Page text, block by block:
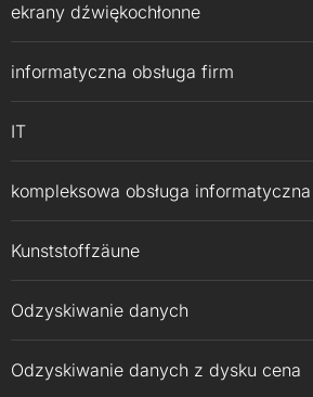
ekrany dźwiękochłonne
informatyczna obsługa firm
IT
kompleksowa obsługa informatyczna
Kunststoffzäune
Odzyskiwanie danych
Odzyskiwanie danych z dysku cena